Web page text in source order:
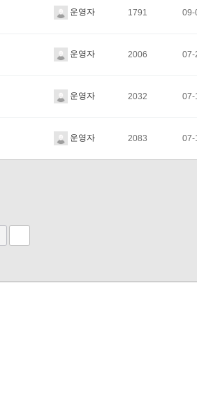
운영자 1791 09-
운영자 2006 07-
운영자 2032 07-
운영자 2083 07-